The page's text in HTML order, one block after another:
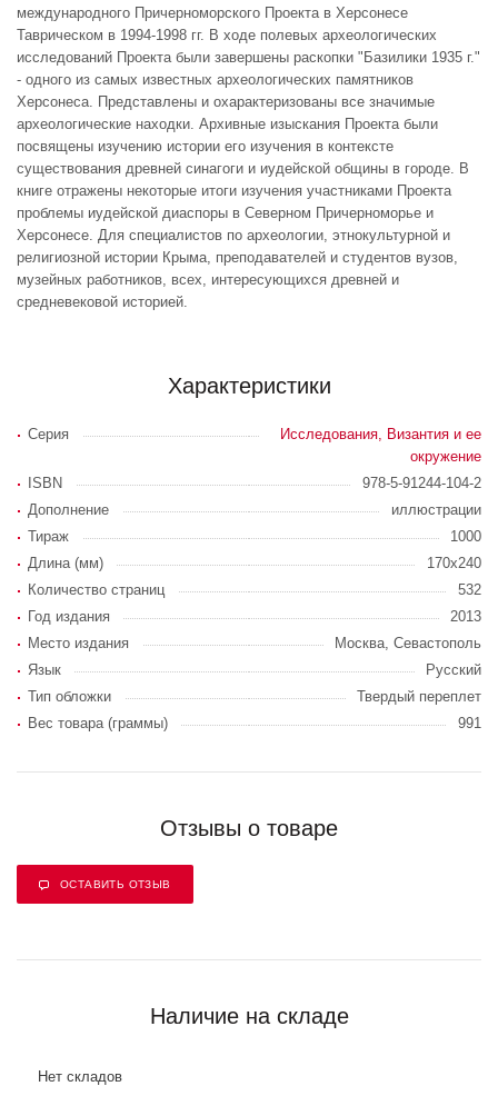
международного Причерноморского Проекта в Херсонесе
Таврическом в 1994-1998 гг. В ходе полевых археологических
исследований Проекта были завершены раскопки "Базилики 1935 г."
- одного из самых известных археологических памятников
Херсонеса. Представлены и охарактеризованы все значимые
археологические находки. Архивные изыскания Проекта были
посвящены изучению истории его изучения в контексте
существования древней синагоги и иудейской общины в городе. В
книге отражены некоторые итоги изучения участниками Проекта
проблемы иудейской диаспоры в Северном Причерноморье и
Херсонесе. Для специалистов по археологии, этнокультурной и
религиозной истории Крыма, преподавателей и студентов вузов,
музейных работников, всех, интересующихся древней и
средневековой историей.
Характеристики
Серия
Исследования, Византия и ее
окружение
ISBN
978-5-91244-104-2
Дополнение
иллюстрации
Тираж
1000
Длина (мм)
170х240
Количество страниц
532
Год издания
2013
Место издания
Москва, Севастополь
Язык
Русский
Тип обложки
Твердый переплет
Вес товара (граммы)
991
Отзывы о товаре
ОСТАВИТЬ ОТЗЫВ
Наличие на складе
Нет складов